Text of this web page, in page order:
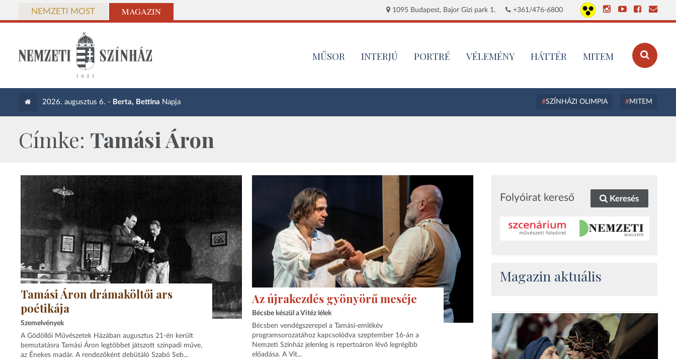
NEMZETI MOST MAGAZIN 1095 Budapest, Bajor Gizi park 1. +361/476-6800
MŰSOR INTERJÚ PORTRÉ VÉLEMÉNY HÁTTÉR MITEM
2026. augusztus 6. - Berta, Bettina Napja SZÍNHÁZI OLIMPIA MITEM
Címke: Tamási Áron
Tamási Áron drámaköltői ars
poétikája
Szemelvények
A Gödöllői Művészetek Házában augusztus 21-én került
bemutatásra Tamási Áron legtöbbet játszott színpadi műve,
az Énekes madár. A rendezőként debütáló Szabó Seb...
Az újrakezdés gyönyörű meséje
Bécsbe készül a Vitéz lélek
Bécsben vendégszerepel a Tamási-emlékév
programsorozatához kapcsolódva szeptember 16-án a
Nemzeti Színház jelenleg is repertoáron lévő legrégibb
előadása. A Vit...
Folyóirat kereső Keresés
Magazin aktuális